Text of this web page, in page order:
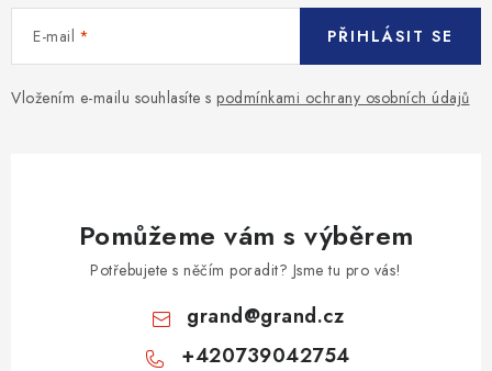
E-mail
Vložením e-mailu souhlasíte s podmínkami ochrany osobních údajů
PŘIHLÁSIT SE
Pomůžeme vám s výběrem
Potřebujete s něčím poradit? Jsme tu pro vás!
grand@grand.cz
+420739042754